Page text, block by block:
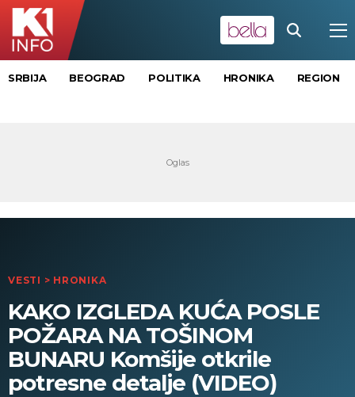
SRBIJA BEOGRAD POLITIKA HRONIKA REGION
VESTI > HRONIKA
KAKO IZGLEDA KUĆA POSLE
POŽARA NA TOŠINOM
BUNARU Komšije otkrile
potresne detalje (VIDEO)